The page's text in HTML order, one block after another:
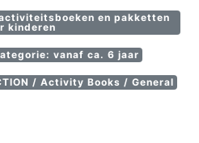
en pakketten
kinderen
vanaf ca. 6 jaar
/ Activity Books / General